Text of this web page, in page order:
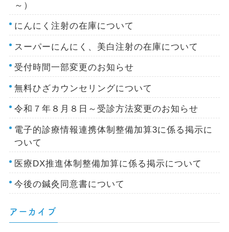
～）
にんにく注射の在庫について
スーパーにんにく、美白注射の在庫について
受付時間一部変更のお知らせ
無料ひざカウンセリングについて
令和７年８月８日～受診方法変更のお知らせ
電子的診療情報連携体制整備加算3に係る掲示に
ついて
医療DX推進体制整備加算に係る掲示について
今後の鍼灸同意書について
アーカイブ